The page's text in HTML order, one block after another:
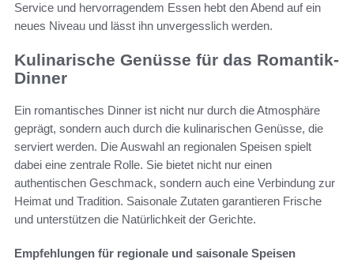
Service und hervorragendem Essen hebt den Abend auf ein
neues Niveau und lässt ihn unvergesslich werden.
Kulinarische Genüsse für das Romantik-
Dinner
Ein romantisches Dinner ist nicht nur durch die Atmosphäre
geprägt, sondern auch durch die kulinarischen Genüsse, die
serviert werden. Die Auswahl an regionalen Speisen spielt
dabei eine zentrale Rolle. Sie bietet nicht nur einen
authentischen Geschmack, sondern auch eine Verbindung zur
Heimat und Tradition. Saisonale Zutaten garantieren Frische
und unterstützen die Natürlichkeit der Gerichte.
Empfehlungen für regionale und saisonale Speisen